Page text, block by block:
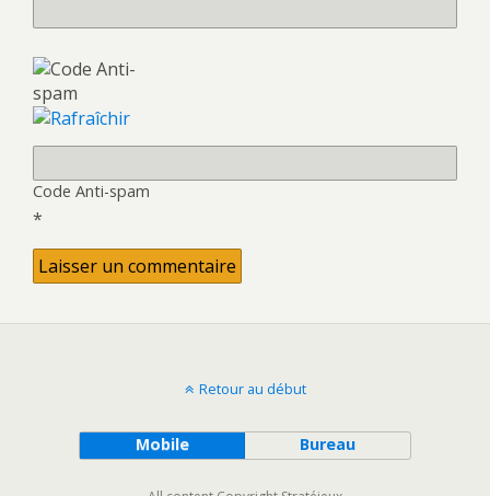
Code Anti-spam
*
Retour au début
Mobile Bureau